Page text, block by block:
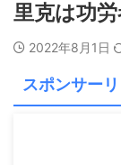
里克は功
2022年8月1日
スポンサー